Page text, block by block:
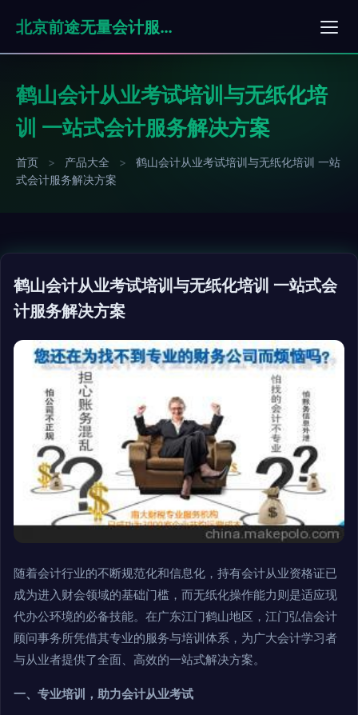
北京前途无量会计服务有限公司
鹤山会计从业考试培训与无纸化培
训 一站式会计服务解决方案
首页 > 产品大全 >
鹤山会计从业考试培训与无纸化培训 一站
式会计服务解决方案
鹤山会计从业考试培训与无纸化培训 一站式会
计服务解决方案
随着会计行业的不断规范化和信息化，持有会计从业资格证已
成为进入财会领域的基础门槛，而无纸化操作能力则是适应现
代办公环境的必备技能。在广东江门鹤山地区，江门弘信会计
顾问事务所凭借其专业的服务与培训体系，为广大会计学习者
与从业者提供了全面、高效的一站式解决方案。
一、专业培训，助力会计从业考试